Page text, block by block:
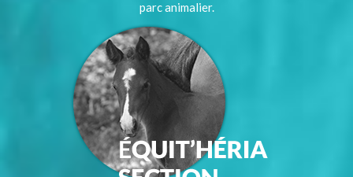
parc animalier.